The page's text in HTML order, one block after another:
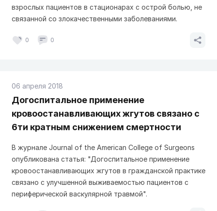
взрослых пациентов в стационарах с острой болью, не
связанной со злокачественными заболеваниями.
0 0
06 апреля 2018
Догоспитальное применение
кровоостанавливающих жгутов связано с
6ти кратным снижением смертности
В журнале Journal of the American College of Surgeons
опубликована статья: "Догоспитальное применение
кровоостанавливающих жгутов в гражданской практике
связано с улучшенной выживаемостью пациентов с
периферической васкулярной травмой".